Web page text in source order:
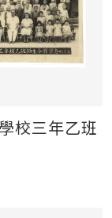
校三年乙班